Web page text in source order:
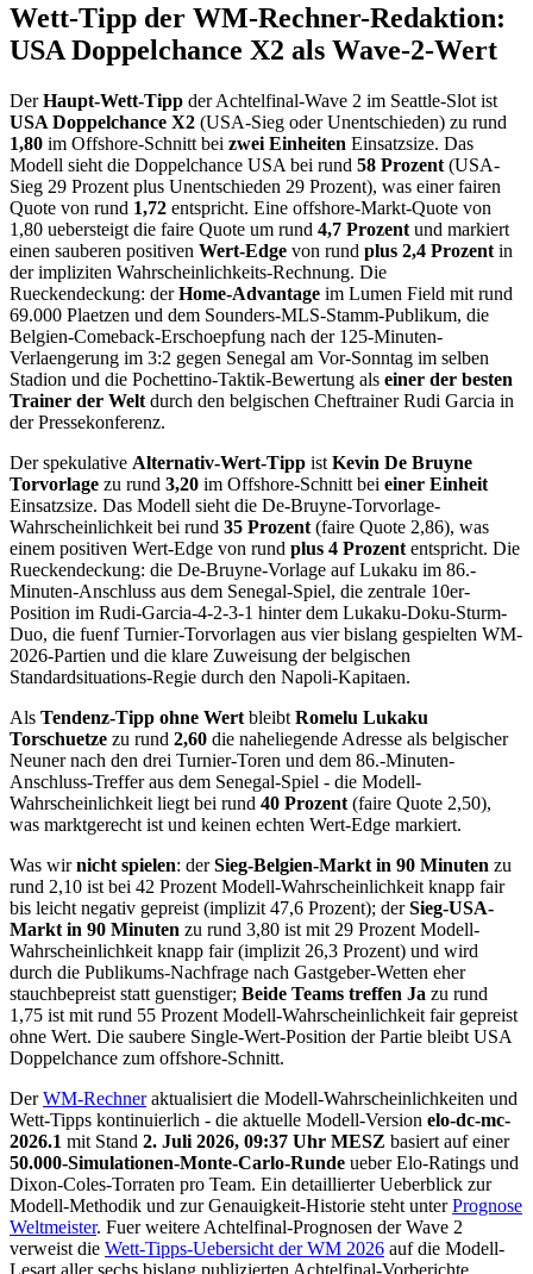
Wett-Tipp der WM-Rechner-Redaktion:
USA Doppelchance X2 als Wave-2-Wert
DerHaupt-Wett-Tipp der Achtelfinal-Wave 2 im Seattle-Slot ist
USA Doppelchance X2 (USA-Sieg oder Unentschieden) zu rund
1,80 im Offshore-Schnitt bei zwei Einheiten Einsatzsize. Das
Modell sieht die Doppelchance USA bei rund 58 Prozent (USA-
Sieg 29 Prozent plus Unentschieden 29 Prozent), was einer fairen
Quote von rund 1,72 entspricht. Eine offshore-Markt-Quote von
1,80 uebersteigt die faire Quote um rund 4,7 Prozent und markiert
einen sauberen positiven Wert-Edge von rund plus 2,4 Prozent in
der impliziten Wahrscheinlichkeits-Rechnung. Die
Rueckendeckung: derHome-Advantage im Lumen Field mit rund
69.000 Plaetzen und dem Sounders-MLS-Stamm-Publikum, die
Belgien-Comeback-Erschoepfung nach der 125-Minuten-
Verlaengerung im 3:2 gegen Senegal am Vor-Sonntag im selben
Stadion und die Pochettino-Taktik-Bewertung als einer der besten
Trainer der Welt durch den belgischen Cheftrainer Rudi Garcia in
der Pressekonferenz.
Der spekulative Alternativ-Wert-Tipp ist Kevin De Bruyne
Torvorlage zu rund 3,20 im Offshore-Schnitt bei einer Einheit
Einsatzsize. Das Modell sieht die De-Bruyne-Torvorlage-
Wahrscheinlichkeit bei rund 35 Prozent (faire Quote 2,86), was
einem positiven Wert-Edge von rund plus 4 Prozent entspricht. Die
Rueckendeckung: die De-Bruyne-Vorlage auf Lukaku im 86.-
Minuten-Anschluss aus dem Senegal-Spiel, die zentrale 10er-
Position im Rudi-Garcia-4-2-3-1 hinter dem Lukaku-Doku-Sturm-
Duo, die fuenf Turnier-Torvorlagen aus vier bislang gespielten WM-
2026-Partien und die klare Zuweisung der belgischen
Standardsituations-Regie durch den Napoli-Kapitaen.
Als Tendenz-Tipp ohne Wert bleibt Romelu Lukaku
Torschuetze zu rund 2,60 die naheliegende Adresse als belgischer
Neuner nach den drei Turnier-Toren und dem 86.-Minuten-
Anschluss-Treffer aus dem Senegal-Spiel - die Modell-
Wahrscheinlichkeit liegt bei rund 40 Prozent (faire Quote 2,50),
was marktgerecht ist und keinen echten Wert-Edge markiert.
Was wirnicht spielen: derSieg-Belgien-Markt in 90 Minuten zu
rund 2,10 ist bei 42 Prozent Modell-Wahrscheinlichkeit knapp fair
bis leicht negativ gepreist (implizit 47,6 Prozent); derSieg-USA-
Markt in 90 Minuten zu rund 3,80 ist mit 29 Prozent Modell-
Wahrscheinlichkeit knapp fair (implizit 26,3 Prozent) und wird
durch die Publikums-Nachfrage nach Gastgeber-Wetten eher
stauchbepreist statt guenstiger; Beide Teams treffen Ja zu rund
1,75 ist mit rund 55 Prozent Modell-Wahrscheinlichkeit fair gepreist
ohne Wert. Die saubere Single-Wert-Position der Partie bleibt USA
Doppelchance zum offshore-Schnitt.
DerWM-Rechneraktualisiert die Modell-Wahrscheinlichkeiten und
Wett-Tipps kontinuierlich - die aktuelle Modell-Version elo-dc-mc-
2026.1 mit Stand 2. Juli 2026, 09:37 Uhr MESZ basiert auf einer
50.000-Simulationen-Monte-Carlo-Runde ueber Elo-Ratings und
Dixon-Coles-Torraten pro Team. Ein detaillierter Ueberblick zur
Modell-Methodik und zur Genauigkeit-Historie steht unterPrognose
Weltmeister. Fuer weitere Achtelfinal-Prognosen der Wave 2
verweist die Wett-Tipps-Uebersicht der WM 2026 auf die Modell-
Lesart aller sechs bislang publizierten Achtelfinal-Vorberichte.